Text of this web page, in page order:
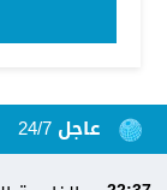
عاجل 24/7